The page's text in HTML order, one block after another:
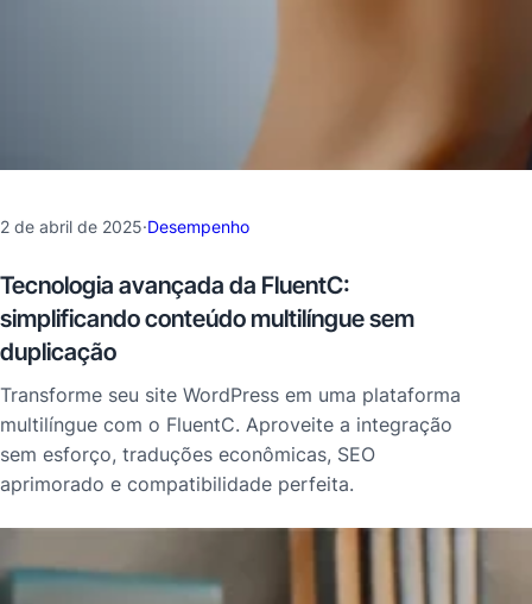
2 de abril de 2025·Desempenho
Tecnologia avançada da FluentC:
simplificando conteúdo multilíngue sem
duplicação
Transforme seu site WordPress em uma plataforma
multilíngue com o FluentC. Aproveite a integração
sem esforço, traduções econômicas, SEO
aprimorado e compatibilidade perfeita.